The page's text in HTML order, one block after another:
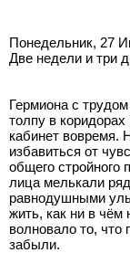
Понедельник, 27
Две недели и три
Гермиона с
толпу в
кабинет вовремя.
избавиться от
общего стройного
лица мелькали
равнодушными
жить, как ни в чём
волновало то,
забыли.